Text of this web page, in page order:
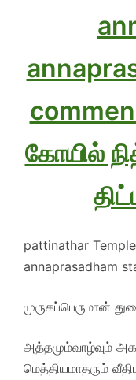
கோயில்
pattinathar
annaprasadham
முருகப்பெருமான்
அத்தமும்வாழ்வும்
மெத்தியமாதரும்